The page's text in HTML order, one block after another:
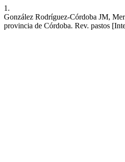
1.
González Rodríguez-Córdoba JM,
provincia de Córdoba. Rev. pastos